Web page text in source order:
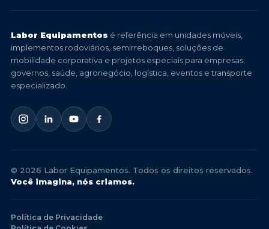
Labor Equipamentos é referência em unidades móveis,
implementos rodoviários, semirreboques, soluções de
mobilidade corporativa e projetos especiais para empresas,
governos, saúde, agronegócio, logística, eventos e transporte
especializado.
© 2026 Labor Equipamentos. Todos os direitos reservados.
Você imagina, nós criamos.
Política de Privacidade